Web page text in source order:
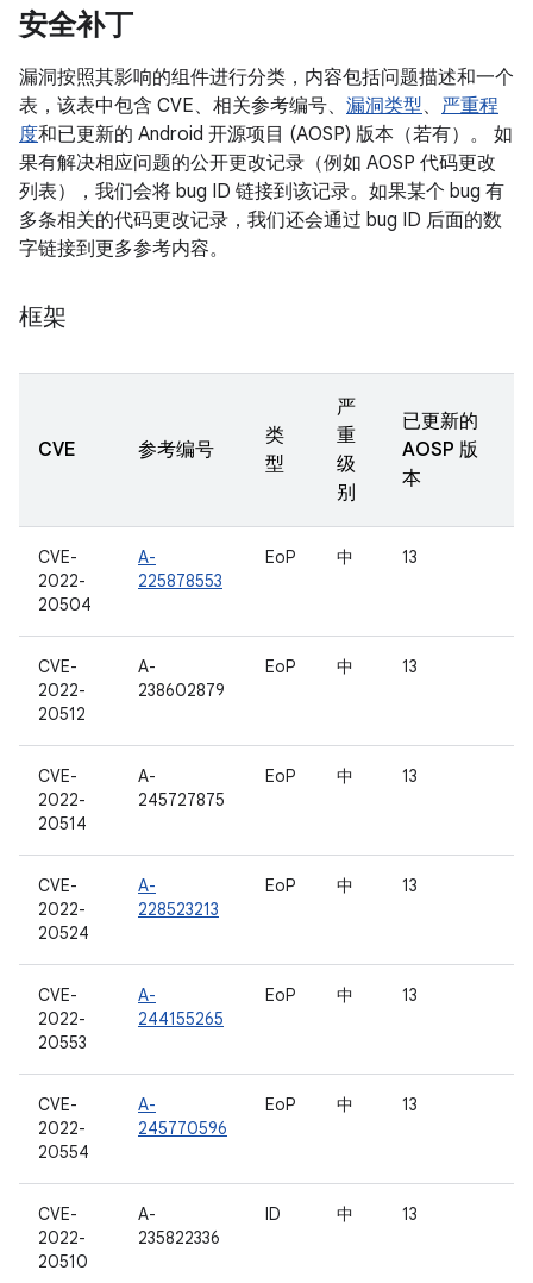
安全补丁
漏洞按照其影响的组件进行分类，内容包括问题描述和一个
表，该表中包含 CVE、相关参考编号、 漏洞类型、 严重程
度和已更新的 Android 开源项目 (AOSP) 版本（若有）。 如
果有解决相应问题的公开更改记录（例如 AOSP 代码更改
列表），我们会将 bug ID 链接到该记录。如果某个 bug 有
多条相关的代码更改记录，我们还会通过 bug ID 后面的数
字链接到更多参考内容。
框架
CVE 参考编号
类
型
严
重
级
别
已更新的
AOSP 版
本
CVE-
2022-
20504
A-
225878553
EoP 中 13
CVE-
2022-
20512
A-
238602879
EoP 中 13
CVE-
2022-
20514
A-
245727875
EoP 中 13
CVE-
2022-
20524
A-
228523213
EoP 中 13
CVE-
2022-
20553
A-
244155265
EoP 中 13
CVE-
2022-
20554
A-
245770596
EoP 中 13
CVE-
2022-
20510
A-
235822336
ID 中 13